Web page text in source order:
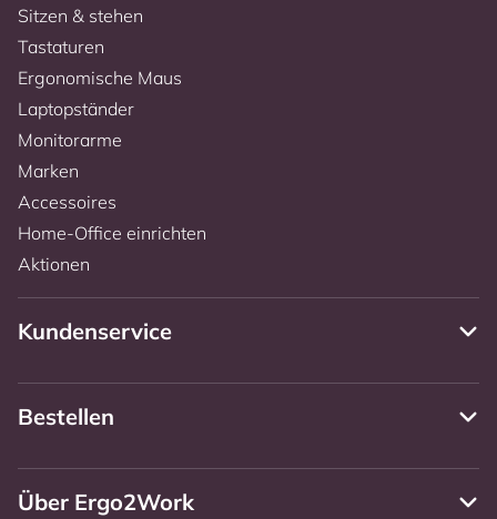
Sitzen & stehen
Tastaturen
Ergonomische Maus
Laptopständer
Monitorarme
Marken
Accessoires
Home-Office einrichten
Aktionen
Kundenservice
Bestellen
Über Ergo2Work